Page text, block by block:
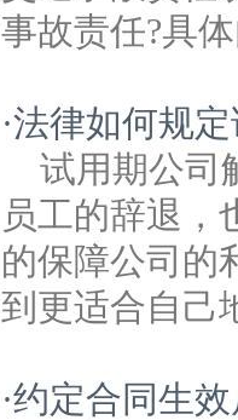
事故责任?具
·法律如何规
试用期公司
员工的辞退，
的保障公司的
到更适合自己
·约定合同生